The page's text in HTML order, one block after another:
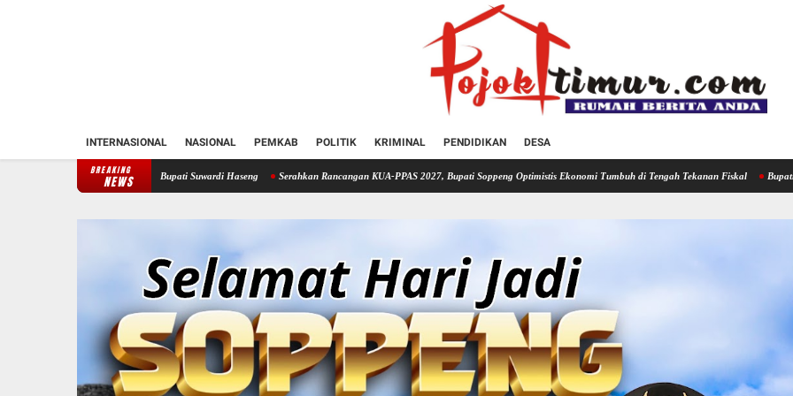
INTERNASIONAL NASIONAL PEMKAB POLITIK KRIMINAL PENDIDIKAN DESA
BREAKING
NEWS
Soppeng Temui Bupati Suwardi Haseng Serahkan Rancangan KUA-PPAS 2027, Bupati Soppeng Optimistis Ekonomi Tumbuh di Tengah Tekanan Fiskal Bupati Soppeng Hadiri